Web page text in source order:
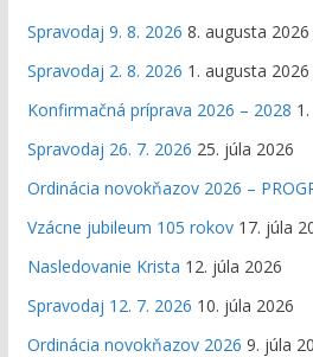
Spravodaj 9. 8. 2026 8. augusta 2026
Spravodaj 2. 8. 2026 1. augusta 2026
Konfirmačná príprava 2026 – 2028
Spravodaj 26. 7. 2026 25. júla 2026
Ordinácia novokňazov 2026 –
Vzácne jubileum 105 rokov 17. júla
Nasledovanie Krista 12. júla 2026
Spravodaj 12. 7. 2026 10. júla 2026
Ordinácia novokňazov 2026 9. júla